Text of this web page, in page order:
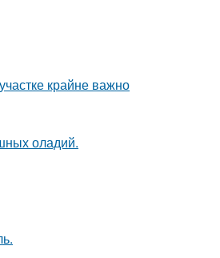
крайне важно
оладий.